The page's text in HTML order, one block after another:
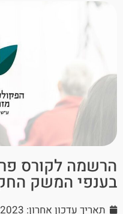
הרשמה לקורס
בענפי המשק
תאריך עדכון אחרון: 30/03/2023